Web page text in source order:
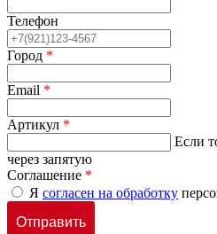
Телефон
Город *
Email *
Артикул *
Если
через запятую
Соглашение *
Я согласен на обработку